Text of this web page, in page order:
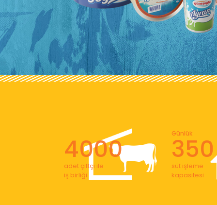
4000
adet çiftçi ile
iş birliği
350
Günlük
süt işleme
kapasitesi